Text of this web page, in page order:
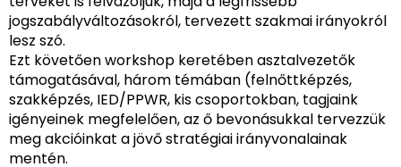
jogszabályváltozásokról, tervezett szakmai irányokról
lesz szó.
Ezt követően workshop keretében asztalvezetők
támogatásával, három témában (felnőttképzés,
szakképzés, IED/PPWR, kis csoportokban, tagjaink
igényeinek megfelelően, az ő bevonásukkal tervezzük
meg akcióinkat a jövő stratégiai irányvonalainak
mentén.